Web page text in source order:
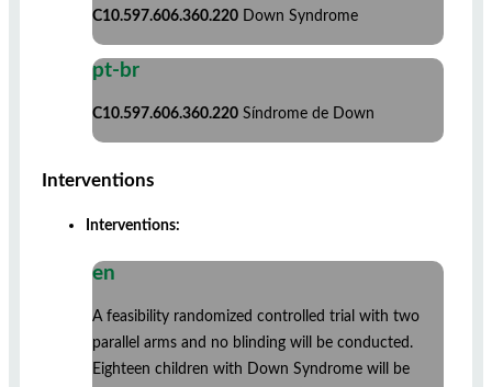
C10.597.606.360.220 Down Syndrome
pt-br
C10.597.606.360.220 Síndrome de Down
Interventions
Interventions:
en
A feasibility randomized controlled trial with two
parallel arms and no blinding will be conducted.
Eighteen children with Down Syndrome will be